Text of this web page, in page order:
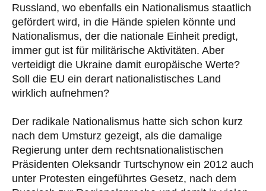
Russland, wo ebenfalls ein Nationalismus staatlich
gefördert wird, in die Hände spielen könnte und
Nationalismus, der die nationale Einheit predigt,
immer gut ist für militärische Aktivitäten. Aber
verteidigt die Ukraine damit europäische Werte?
Soll die EU ein derart nationalistisches Land
wirklich aufnehmen?
Der radikale Nationalismus hatte sich schon kurz
nach dem Umsturz gezeigt, als die damalige
Regierung unter dem rechtsnationalistischen
Präsidenten Oleksandr Turtschynow ein 2012 auch
unter Protesten eingeführtes Gesetz, nach dem